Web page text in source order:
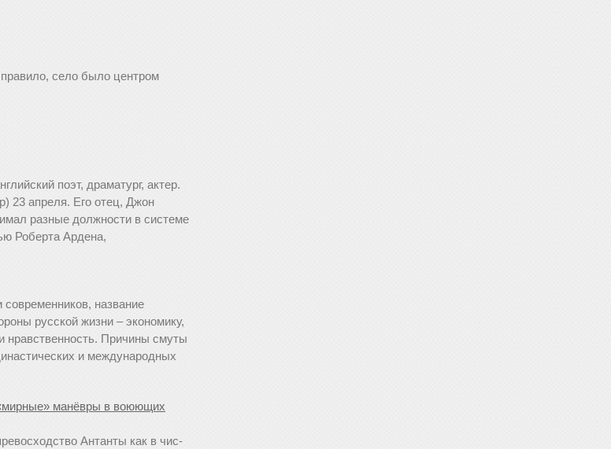
правило, село было центром
поэт, драматург, актер.
23 апреля. Его отец, Джон
разные должности в системе
Роберта Ардена,
название
русской жизни – экономику,
нравственность. Причины смуты
и международных
ма­нёв­ры в воюю­щих
Ан­тан­ты как в чис­